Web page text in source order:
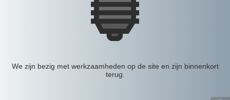
We zijn bezig met werkzaamheden op de site en zijn binnenkort
terug.